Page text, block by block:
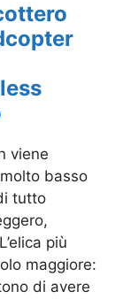
viene
basso
tutto
più
maggiore:
di avere